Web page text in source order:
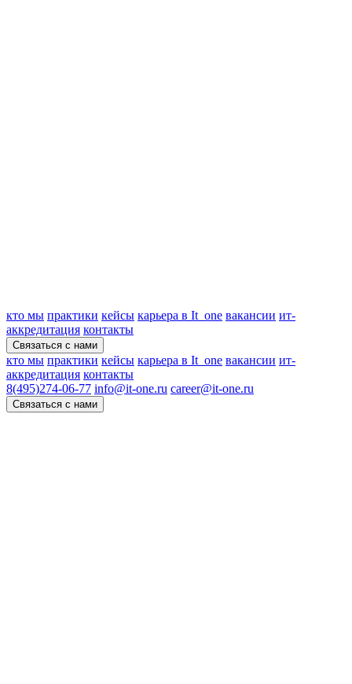
кто мы практики кейсы карьера в It_one вакансии ит-
аккредитация контакты
Связаться с нами
кто мы практики кейсы карьера в It_one вакансии ит-
аккредитация контакты
8(495)274-06-77 info@it-one.ru career@it-one.ru
Связаться с нами